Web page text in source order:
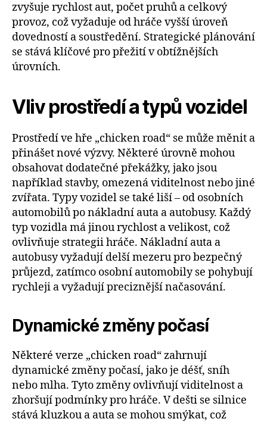
zvyšuje rychlost aut, počet pruhů a celkový
provoz, což vyžaduje od hráče vyšší úroveň
dovedností a soustředění. Strategické plánování
se stává klíčové pro přežití v obtížnějších
úrovních.
Vliv prostředí a typů vozidel
Prostředí ve hře „chicken road“ se může měnit a
přinášet nové výzvy. Některé úrovně mohou
obsahovat dodatečné překážky, jako jsou
například stavby, omezená viditelnost nebo jiné
zvířata. Typy vozidel se také liší – od osobních
automobilů po nákladní auta a autobusy. Každý
typ vozidla má jinou rychlost a velikost, což
ovlivňuje strategii hráče. Nákladní auta a
autobusy vyžadují delší mezeru pro bezpečný
průjezd, zatímco osobní automobily se pohybují
rychleji a vyžadují preciznější načasování.
Dynamické změny počasí
Některé verze „chicken road“ zahrnují
dynamické změny počasí, jako je déšť, sníh
nebo mlha. Tyto změny ovlivňují viditelnost a
zhoršují podmínky pro hráče. V dešti se silnice
stává kluzkou a auta se mohou smýkat, což